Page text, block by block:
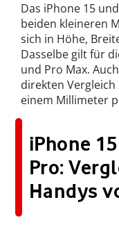
Das iPhone 15
beiden kleineren
sich in Höhe,
Dasselbe gilt für
und Pro Max.
direkten
einem Millimeter
iPhone
Pro:
Handys